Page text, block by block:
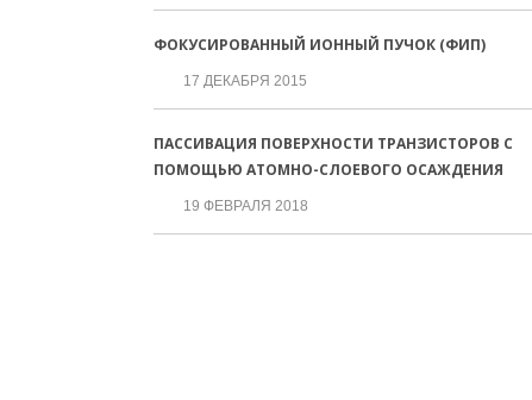
ФОКУСИРОВАННЫЙ ИОННЫЙ ПУЧОК (ФИП)
17 ДЕКАБРЯ 2015
ПАССИВАЦИЯ ПОВЕРХНОСТИ ТРАНЗИСТОРОВ С
ПОМОЩЬЮ АТОМНО-СЛОЕВОГО ОСАЖДЕНИЯ
19 ФЕВРАЛЯ 2018